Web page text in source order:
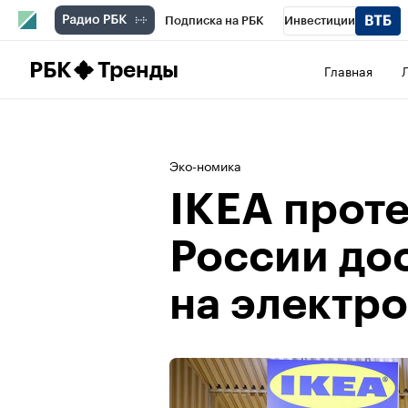
Подписка на РБК Инвестиции
РБК Тренды Главная
Эко-номика
IKEA
России
на